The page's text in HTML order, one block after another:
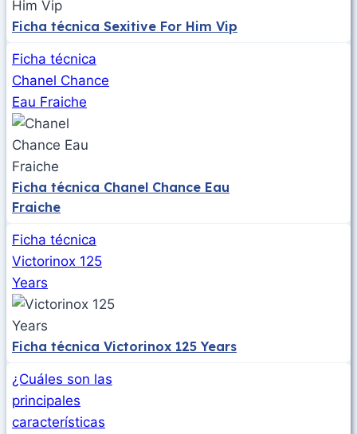
Ficha técnica Sexitive For Him Vip
Ficha técnica
Chanel Chance
Eau Fraiche
Ficha técnica Chanel Chance Eau
Fraiche
Ficha técnica
Victorinox 125
Years
Ficha técnica Victorinox 125 Years
¿Cuáles son las
principales
características